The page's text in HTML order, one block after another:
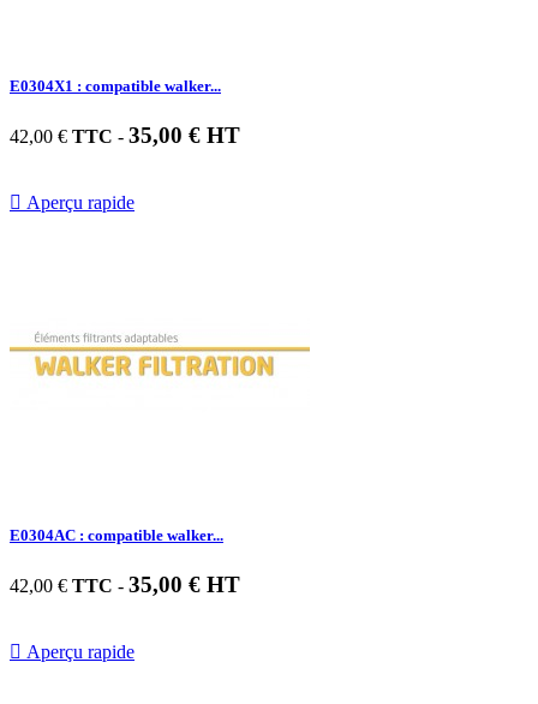
E0304X1 : compatible walker...
42,00 € TTC - 35,00 € HT
 Aperçu rapide
E0304AC : compatible walker...
42,00 € TTC - 35,00 € HT
 Aperçu rapide